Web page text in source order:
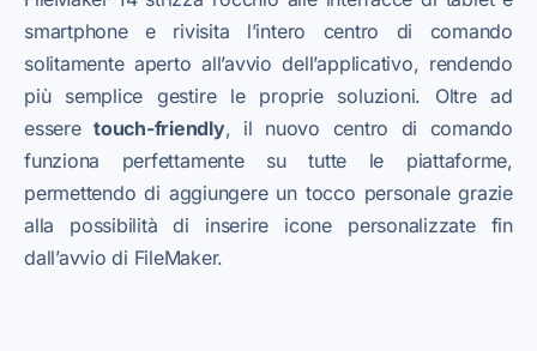
smartphone e rivisita l’intero centro di comando
solitamente aperto all’avvio dell’applicativo, rendendo
più semplice gestire le proprie soluzioni. Oltre ad
esseretouch-friendly, il nuovo centro di comando
funziona perfettamente su tutte le piattaforme,
permettendo di aggiungere un tocco personale grazie
alla possibilità di inserire icone personalizzate fin
dall’avvio di FileMaker.